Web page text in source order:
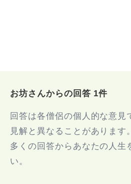
お坊さんからの回答 1件
回答は各僧侶の個人的な意見
見解と異なることがあります。
多くの回答からあなたの人生
い。